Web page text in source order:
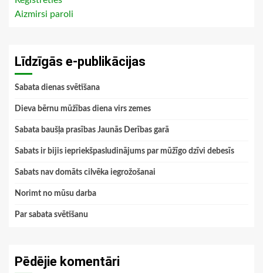
Aizmirsi paroli
Līdzīgās e-publikācijas
Sabata dienas svētīšana
Dieva bērnu mūžības diena virs zemes
Sabata baušļa prasības Jaunās Derības garā
Sabats ir bijis iepriekšpasludinājums par mūžīgo dzīvi debesīs
Sabats nav domāts cilvēka iegrožošanai
Norimt no mūsu darba
Par sabata svētīšanu
Pēdējie komentāri